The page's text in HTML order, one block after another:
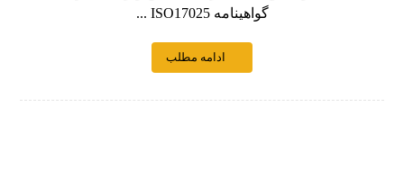
گواهینامه ISO17025 ...
ادامه مطلب